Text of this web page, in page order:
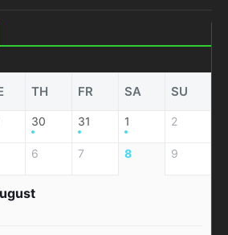
TH FR SA SU
30 31 1 2
6 7 8 9